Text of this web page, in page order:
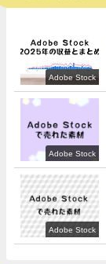
Adobe Stock
Adobe Stock
Adobe Stock